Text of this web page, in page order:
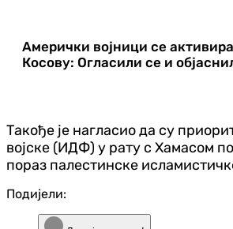
Амерички војници се
Косову: Огласили се и
Такође је нагласио да су
војске (ИДФ) у рату с Хамасом
пораз палестинске
Подијели: